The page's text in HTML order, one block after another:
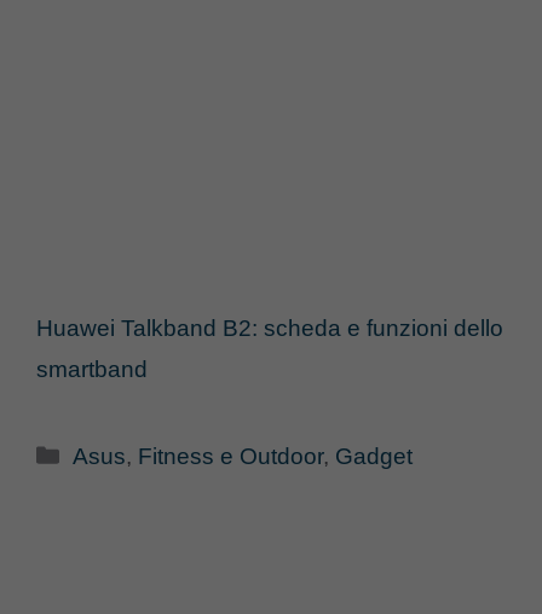
Huawei Talkband B2: scheda e funzioni dello
smartband
Categorie
Asus, Fitness e Outdoor, Gadget